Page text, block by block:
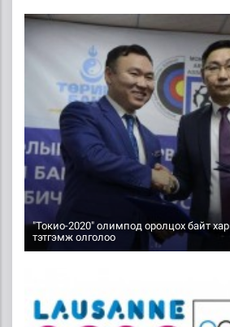
"Токио-2020" олимпод оролцох байт
тэтгэмж олголоо